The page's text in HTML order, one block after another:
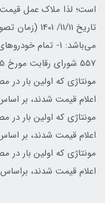
است؛ لذا ملاک عمل
تاریخ 11/
می‌باشد: 1- تمام
اعلام قیمت شدند،